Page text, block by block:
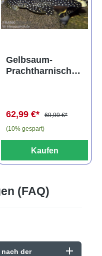
5 von 5 Sternen
Gelbsaum-
Prachtharnischw
62,99 €*
69,99 €*
(10% gespart)
Kaufen
(FAQ)
der